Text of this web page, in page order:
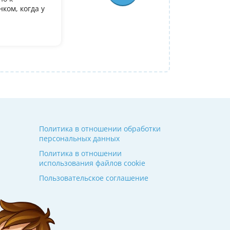
когда у
олимпиадеого уровня 7 и 8 класс за
9. Искали посильнее преподавателя
Ольгой Александровне! Спасибо!
Политика в отношении обработки
персональных данных
Политика в отношении
использования файлов cookie
Пользовательское соглашение